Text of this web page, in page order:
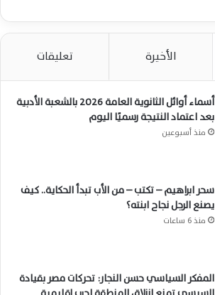
الأخيرة تعليقات
أسماء أوائل الثانوية العامة 2026 بالشعبة الأدبية
بعد اعتماد النتيجة رسميًا اليوم
منذ أسبوعين
سحر ابراهيم – تكتب – من الأب تبدأ الحكاية.. كيف
يصنع الرجل نجاح ابنته؟
منذ 6 ساعات
المفكر السياسي حسن النجار: تحركات مصر بقيادة